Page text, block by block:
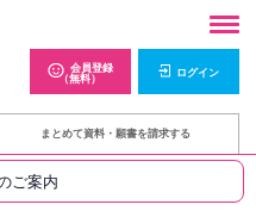
会員登録
（無料）
ログイン
まとめて資料・願書を請求する
ご案内